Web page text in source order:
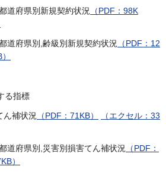
県別新規契約状況
（PDF：98K
県別,齢級別新規契約状況 （PDF：12
指標
補状況 （PDF：71KB）
（エクセル：33
県別,災害別損害てん補状況
（PDF：
）